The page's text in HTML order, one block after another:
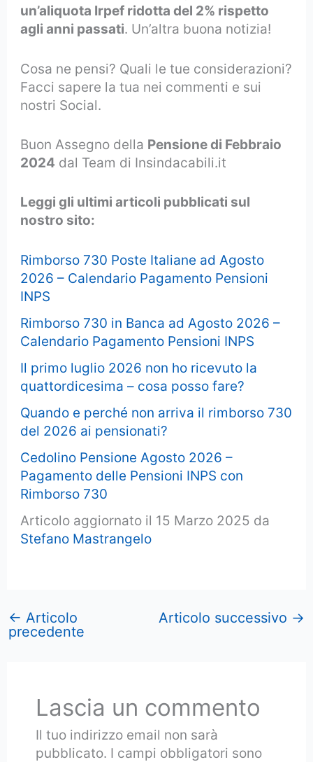
un’aliquota Irpef ridotta del 2% rispetto
agli anni passati. Un’altra buona notizia!
Cosa ne pensi? Quali le tue considerazioni?
Facci sapere la tua nei commenti e sui
nostri Social.
Buon Assegno della Pensione di Febbraio
2024 dal Team di Insindacabili.it
Leggi gli ultimi articoli pubblicati sul
nostro sito:
Rimborso 730 Poste Italiane ad Agosto
2026 – Calendario Pagamento Pensioni
INPS
Rimborso 730 in Banca ad Agosto 2026 –
Calendario Pagamento Pensioni INPS
Il primo luglio 2026 non ho ricevuto la
quattordicesima – cosa posso fare?
Quando e perché non arriva il rimborso 730
del 2026 ai pensionati?
Cedolino Pensione Agosto 2026 –
Pagamento delle Pensioni INPS con
Rimborso 730
Articolo aggiornato il 15 Marzo 2025 da
Stefano Mastrangelo
← Articolo
precedente
Articolo successivo →
Lascia un commento
Il tuo indirizzo email non sarà
pubblicato. I campi obbligatori sono